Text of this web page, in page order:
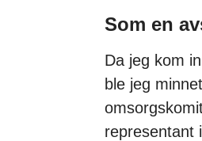
Som en
Da jeg kom
ble jeg
representant